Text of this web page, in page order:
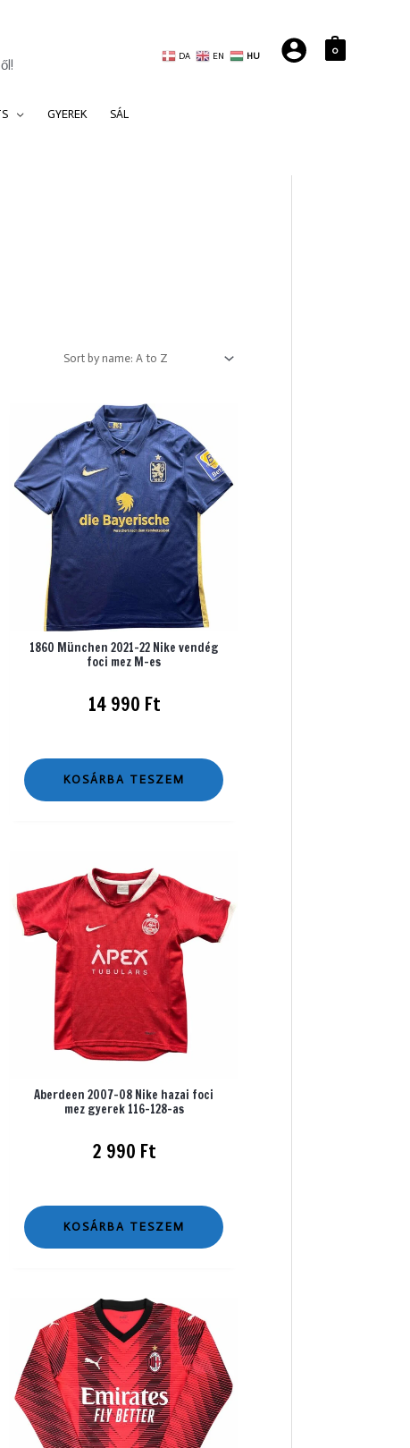
DA EN HU 0
GYEREK SÁL
1860 München 2021-22 Nike vendég
foci mez M-es
14 990 Ft
KOSÁRBA TESZEM
Aberdeen 2007-08 Nike hazai foci
mez gyerek 116-128-as
2 990 Ft
KOSÁRBA TESZEM